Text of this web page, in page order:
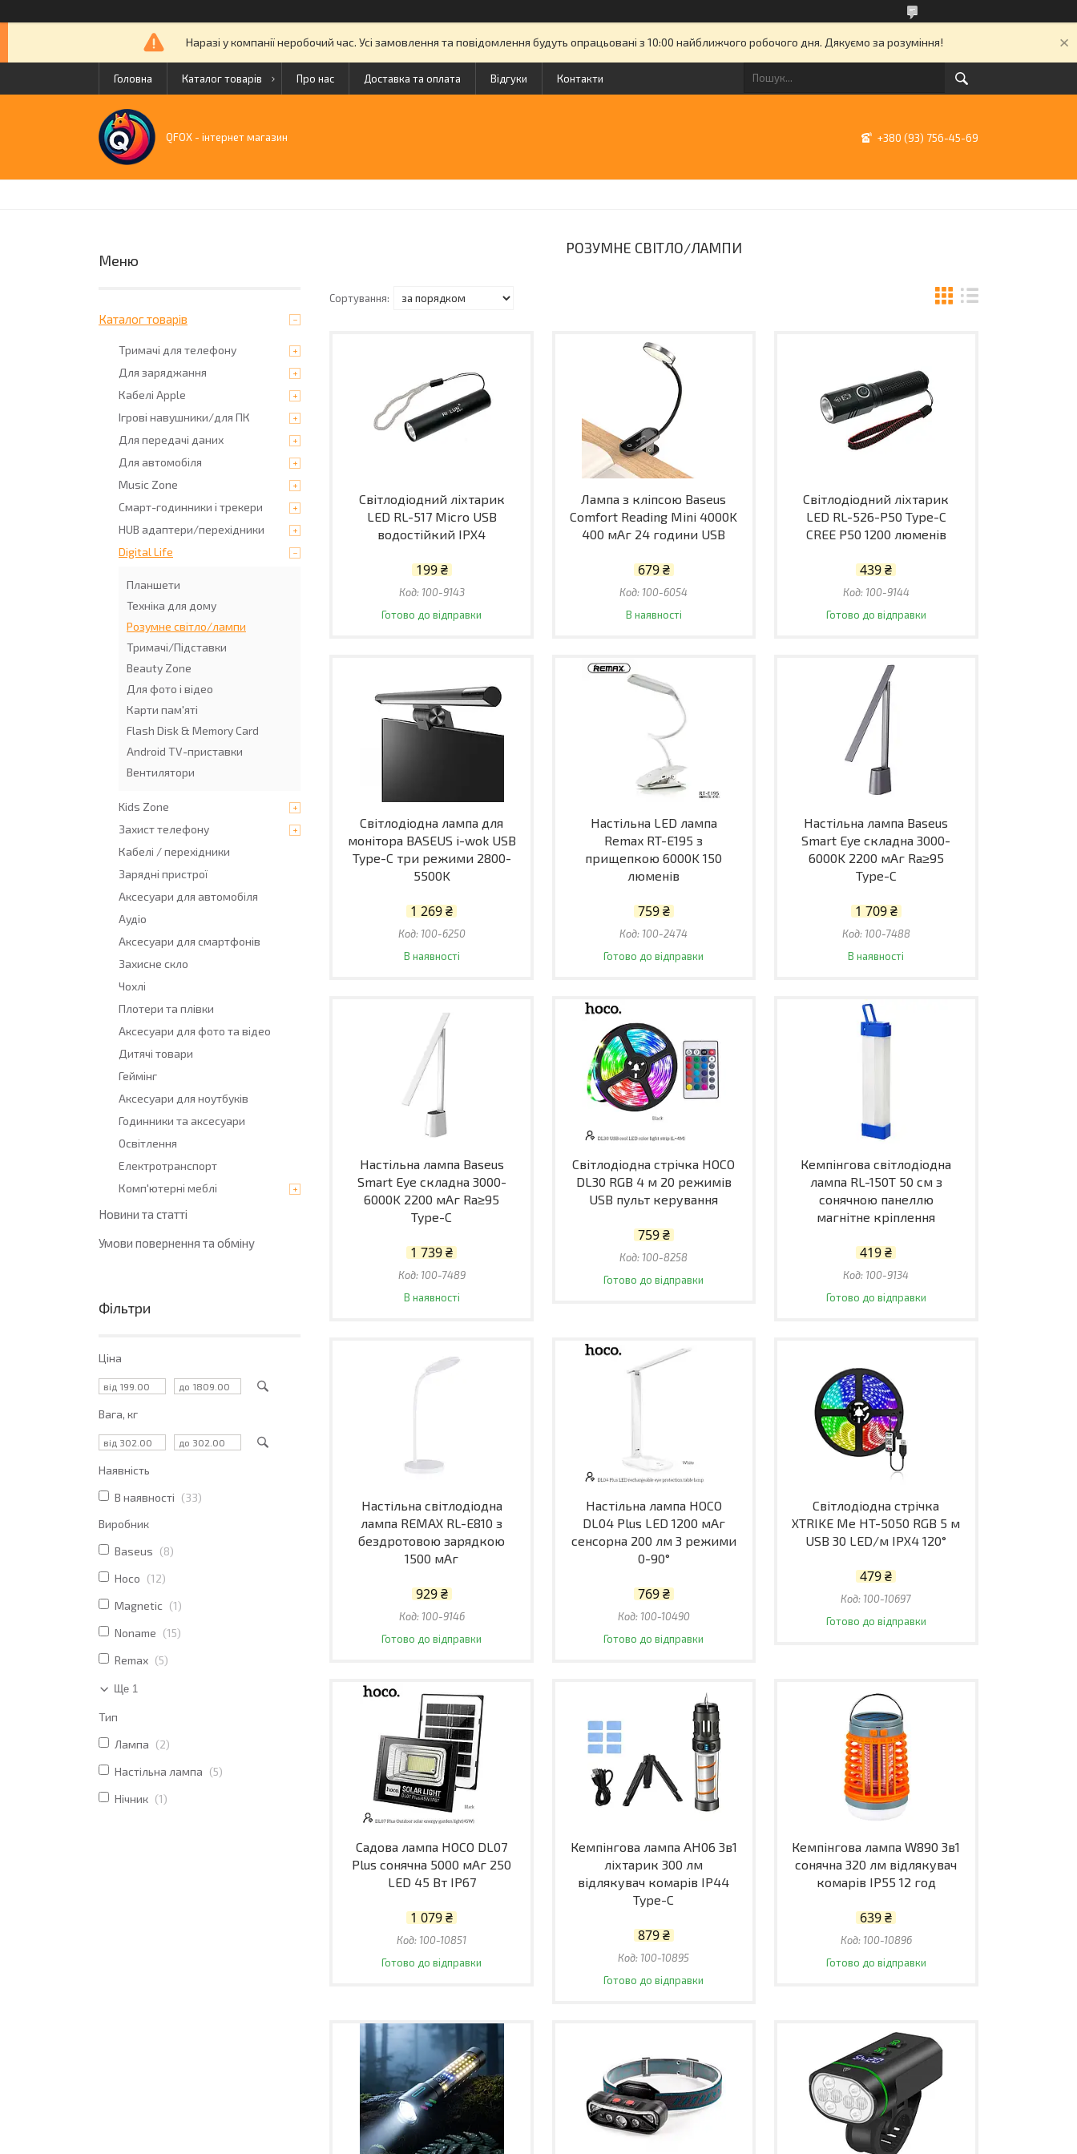
Наразі у компанії неробочий час. Усі замовлення та повідомлення будуть опрацьовані з 10:00 найближчого робочого дня. Дякуємо за розуміння!
Головна Каталог товарів Про нас Доставка та оплата Відгуки Контакти
QFOX - інтернет магазин +380 (93) 756-45-69
РОЗУМНЕ СВІТЛО/ЛАМПИ
Світлодіодний ліхтарик
LED RL-517 Micro USB
водостійкий IPX4
199 ₴
100-9143
Готово до відправки
Лампа з кліпсою Baseus
Comfort Reading Mini 4000K
400 мАг 24 години USB
679 ₴
100-6054
В наявності
Світлодіодний ліхтарик
LED RL-526-P50 Type-C
CREE P50 1200 люменів
439 ₴
100-9144
Готово до відправки
Світлодіодна лампа для
монітора BASEUS i-wok USB
Type-C три режими 2800-
5500K
1 269 ₴
100-6250
В наявності
Настільна LED лампа
Remax RT-E195 з
прищепкою 6000K 150
люменів
759 ₴
100-2474
Готово до відправки
Настільна лампа Baseus
Smart Eye складна 3000-
6000K 2200 мАг Ra≥95
Type-C
1 709 ₴
100-7488
В наявності
Настільна лампа Baseus
Smart Eye складна 3000-
6000K 2200 мАг Ra≥95
Type-C
1 739 ₴
100-7489
В наявності
Світлодіодна стрічка HOCO
DL30 RGB 4 м 20 режимів
USB пульт керування
759 ₴
100-8258
Готово до відправки
Кемпінгова світлодіодна
лампа RL-150T 50 см з
сонячною панеллю
магнітне кріплення
419 ₴
100-9134
Готово до відправки
Настільна світлодіодна
лампа REMAX RL-E810 з
бездротовою зарядкою
1500 мАг
929 ₴
100-9146
Готово до відправки
Настільна лампа HOCO
DL04 Plus LED 1200 мАг
сенсорна 200 лм 3 режими
0-90°
769 ₴
100-10490
Готово до відправки
Світлодіодна стрічка
XTRIKE Me HT-5050 RGB 5 м
USB 30 LED/м IPX4 120°
479 ₴
100-10697
Готово до відправки
Садова лампа HOCO DL07
Plus сонячна 5000 мАг 250
LED 45 Вт IP67
1 079 ₴
100-10851
Готово до відправки
Кемпінгова лампа AH06 3в1
ліхтарик 300 лм
відлякувач комарів IP44
Type-C
879 ₴
100-10895
Готово до відправки
Кемпінгова лампа W890 3в1
сонячна 320 лм відлякувач
комарів IP55 12 год
639 ₴
100-10896
Готово до відправки
Каталог товарів
Тримачі для телефону
Для заряджання
Кабелі Apple
Ігрові навушники/для ПК
Для передачі даних
Для автомобіля
Music Zone
Смарт-годинники і трекери
HUB адаптери/перехідники
Digital Life
Планшети
Техніка для дому
Розумне світло/лампи
Тримачі/Підставки
Beauty Zone
Для фото і відео
Карти пам'яті
Flash Disk & Memory Card
Android TV-приставки
Вентилятори
Kids Zone
Захист телефону
Кабелі / перехідники
Зарядні пристрої
Аксесуари для автомобіля
Аудіо
Аксесуари для смартфонів
Захисне скло
Чохлі
Плотери та плівки
Аксесуари для фото та відео
Дитячі товари
Геймінг
Аксесуари для ноутбуків
Годинники та аксесуари
Освітлення
Електротранспорт
Комп'ютерні меблі
Новини та статті
Умови повернення та обміну
Фільтри
Ціна
Вага, кг
Наявність
В наявності
33
Виробник
Baseus
8
Hoco
12
Magnetic
1
Noname
15
Remax
5
Ще 1
Тип
Лампа
2
Настільна лампа
5
Нічник
1